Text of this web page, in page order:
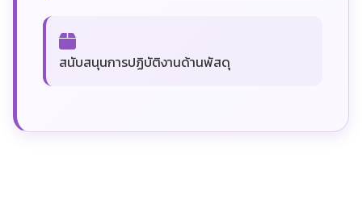
สนับสนุนการปฏิบัติงานด้านพัสดุ